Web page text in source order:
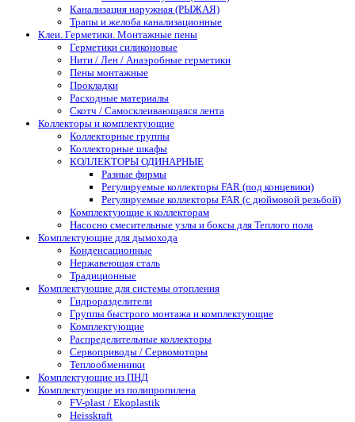
Канализация наружная (РЫЖАЯ)
Трапы и желоба канализационные
Клеи. Герметики. Монтажные пены
Герметики силиконовые
Нити / Лен / Анаэробные герметики
Пены монтажные
Прокладки
Расходные материалы
Скотч / Самосклеивающаяся лента
Коллекторы и комплектующие
Коллекторные группы
Коллекторные шкафы
КОЛЛЕКТОРЫ ОДИНАРНЫЕ
Разные фирмы
Регулируемые коллекторы FAR (под концевики)
Регулируемые коллекторы FAR (с дюймовой резьбой)
Комплектующие к коллекторам
Насосно смесительные узлы и боксы для Теплого пола
Комплектующие для дымохода
Конденсационные
Нержавеющая сталь
Традиционные
Комплектующие для системы отопления
Гидроразделители
Группы быстрого монтажа и комплектующие
Комплектующие
Распределительные коллекторы
Сервоприводы / Сервомоторы
Теплообменники
Комплектующие из ПНД
Комплектующие из полипропилена
FV-plast / Ekoplastik
Heisskraft